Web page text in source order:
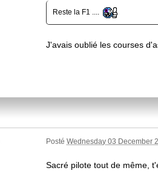
Reste la F1 ....
J'avais oublié les courses
PostéWednesday 03 December
Sacré pilote tout de même,